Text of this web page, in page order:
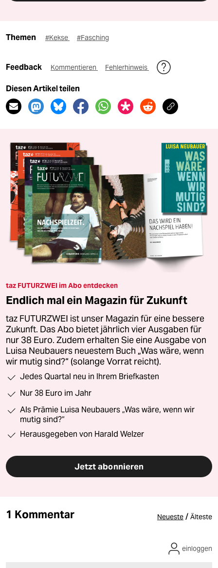
Themen #Kekse #Fasching
Feedback Kommentieren Fehlerhinweis
Diesen Artikel teilen
taz FUTURZWEI im Abo entdecken
Endlich mal ein Magazin für Zukunft
taz FUTURZWEI ist unser Magazin für eine bessere
Zukunft. Das Abo bietet jährlich vier Ausgaben für
nur 38 Euro. Zudem erhalten Sie eine Ausgabe von
Luisa Neubauers neuestem Buch „Was wäre, wenn
wir mutig sind?“ (solange Vorrat reicht).
Jedes Quartal neu in Ihrem Briefkasten
Nur 38 Euro im Jahr
Als Prämie Luisa Neubauers „Was wäre, wenn wir
mutig sind?“
Herausgegeben von Harald Welzer
Jetzt abonnieren
1 Kommentar Neueste / Älteste
einloggen